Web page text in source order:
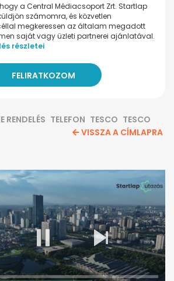
a Central Médiacsoport Zrt. Startlap
számomra, és közvetlen
megkeressen az általam megadott
saját vagy üzleti partnerei ajánlatával.
részletei
RENDELÉS TELEFON TESCO TESCO
VISSZA A CÍMLAPRA